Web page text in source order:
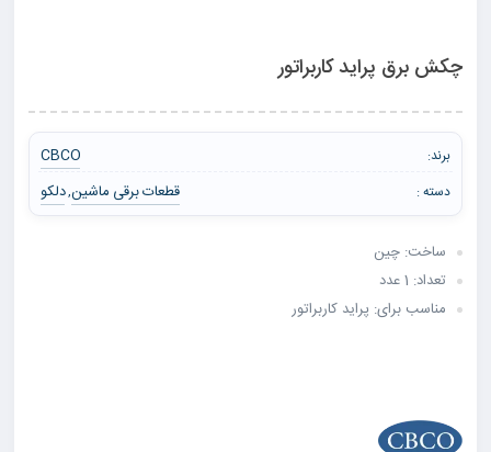
چکش برق پراید کاربراتور
برند: CBCO
دسته : قطعات برقی ماشین,دلکو
ساخت: چین
تعداد: 1 عدد
مناسب برای: پراید کاربراتور